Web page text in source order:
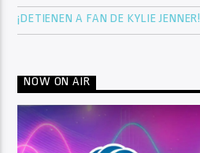
¡DETIENEN A FAN DE KYLIE JENNER!
NOW ON AIR